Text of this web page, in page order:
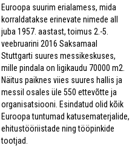
Euroopa suurim erialamess, mida
korraldatakse erinevate nimede all
juba 1957. aastast, toimus 2.-5.
veebruarini 2016 Saksamaal
Stuttgarti suures messikeskuses,
mille pindala on ligikaudu 70000 m2.
Näitus paiknes viies suures hallis ja
messil osales üle 550 ettevõtte ja
organisatsiooni. Esindatud olid kõik
Euroopa tuntumad katusematerjalide,
ehitustööriistade ning tööpinkide
tootjad.